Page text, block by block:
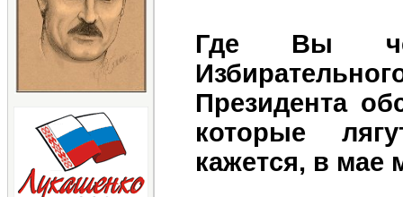
Где Вы
Президента
которые
кажется, в мае